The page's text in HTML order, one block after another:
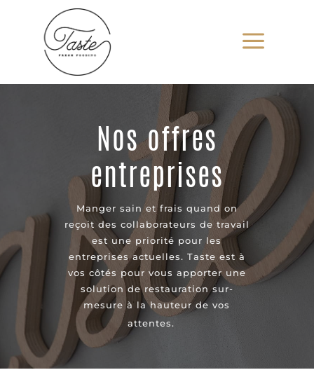
a
Nos offres
entreprises
Manger sain et frais quand on
reçoit des collaborateurs de travail
est une priorité pour les
entreprises actuelles. Taste est à
vos côtés pour vous apporter une
solution de restauration sur-
mesure à la hauteur de vos
attentes.